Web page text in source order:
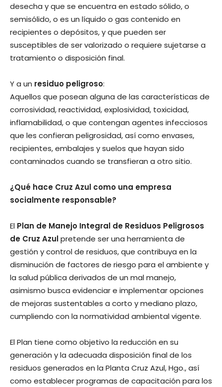
desecha y que se encuentra en estado sólido, o
semisólido, o es un líquido o gas contenido en
recipientes o depósitos, y que pueden ser
susceptibles de ser valorizado o requiere sujetarse a
tratamiento o disposición final.
Y a un residuo peligroso:
Aquellos que posean alguna de las características de
corrosividad, reactividad, explosividad, toxicidad,
inflamabilidad, o que contengan agentes infecciosos
que les confieran peligrosidad, así como envases,
recipientes, embalajes y suelos que hayan sido
contaminados cuando se transfieran a otro sitio.
¿Qué hace Cruz Azul como una empresa
socialmente responsable?
El Plan de Manejo Integral de Residuos Peligrosos
de Cruz Azulpretende ser una herramienta de
gestión y control de residuos, que contribuya en la
disminución de factores de riesgo para el ambiente y
la salud pública derivados de un mal manejo,
asimismo busca evidenciar e implementar opciones
de mejoras sustentables a corto y mediano plazo,
cumpliendo con la normatividad ambiental vigente.
El Plan tiene como objetivo la reducción en su
generación y la adecuada disposición final de los
residuos generados en la Planta Cruz Azul, Hgo., así
como establecer programas de capacitación para los